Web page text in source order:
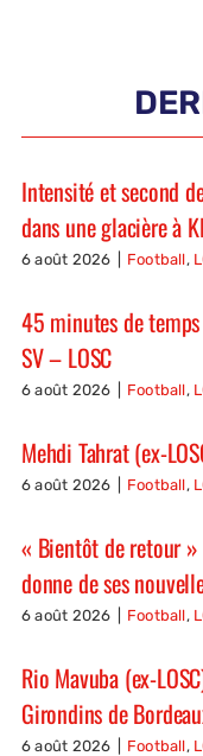
Intensité et second
dans une glacière à
6 août 2026 Football,
45 minutes de
SV – LOSC
6 août 2026 Football,
Mehdi Tahrat (ex-
6 août 2026 Football,
« Bientôt de retour »
donne de ses
6 août 2026 Football,
Rio Mavuba (ex-
Girondins de
6 août 2026 Football,